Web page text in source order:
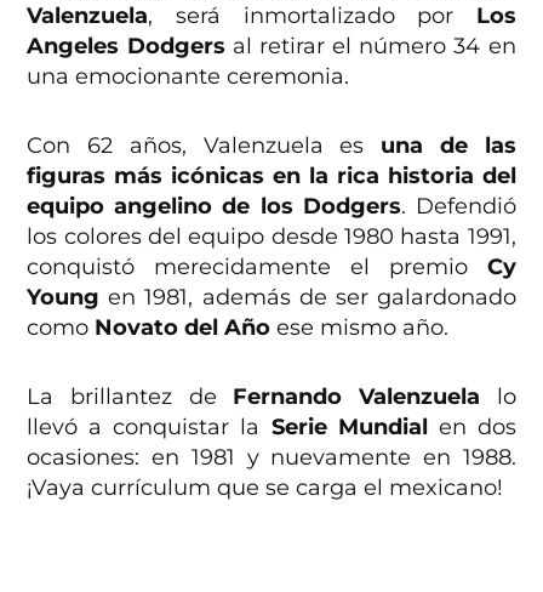
Valenzuela, será inmortalizado por Los
Angeles Dodgers al retirar el número 34 en
una emocionante ceremonia.
Con 62 años, Valenzuela es una de las
figuras más icónicas en la rica historia del
equipo angelino de los Dodgers. Defendió
los colores del equipo desde 1980 hasta 1991,
conquistó merecidamente el premio Cy
Young en 1981, además de ser galardonado
como Novato del Año ese mismo año.
La brillantez de Fernando Valenzuela lo
llevó a conquistar la Serie Mundialen dos
ocasiones: en 1981 y nuevamente en 1988.
¡Vaya currículum que se carga el mexicano!